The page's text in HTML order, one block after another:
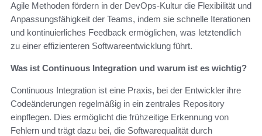
Agile Methoden fördern in der DevOps-Kultur die Flexibilität und
Anpassungsfähigkeit der Teams, indem sie schnelle Iterationen
und kontinuierliches Feedback ermöglichen, was letztendlich
zu einer effizienteren Softwareentwicklung führt.
Was ist Continuous Integration und warum ist es wichtig?
Continuous Integration ist eine Praxis, bei der Entwickler ihre
Codeänderungen regelmäßig in ein zentrales Repository
einpflegen. Dies ermöglicht die frühzeitige Erkennung von
Fehlern und trägt dazu bei, die Softwarequalität durch